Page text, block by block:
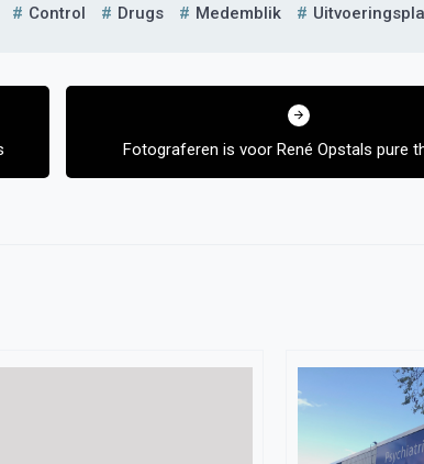
Control Drugs Medemblik
Fotograferen is voor René Opstals pure